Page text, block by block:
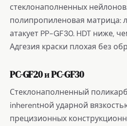
стеклонаполненных
полипропиленовая матрица:
атакует PP-GF30. HDT ниже,
Адгезия краски плохая без
PC-GF20 и PC-GF30
Стеклонаполненный
inherentной ударной
прецизионных